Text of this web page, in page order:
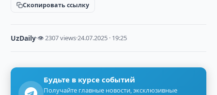
Скопировать ссылку
UzDaily·👁 2307 views·24.07.2025 · 19:25
Будьте в курсе событий
Получайте главные новости, эксклюзивные